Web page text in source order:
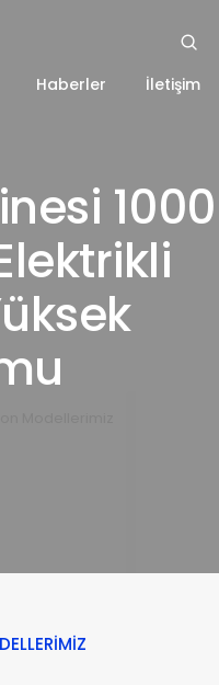
Haberler İletişim
1000